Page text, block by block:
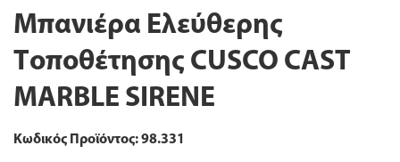
Μπανιέρα Ελεύθερης
Τοποθέτησης CUSCO CAST
MARBLE SIRENE
Κωδικός Προϊόντος: 98.331